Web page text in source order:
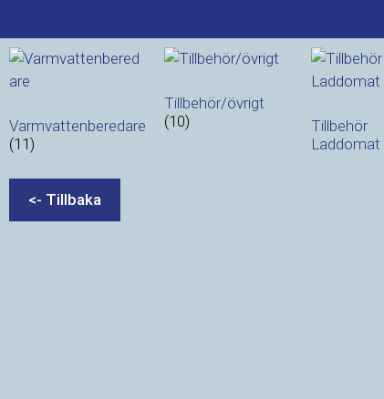
Varmvattenberedare
(11)
Tillbehör/övrigt
(10)
Tillbehör
Laddomat